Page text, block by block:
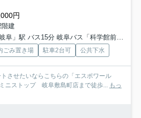
円
建
ス15分 岐阜バス「科学館前（岐阜県）」 停歩9分
ごみ置き場 駐車2台可 公共下水
させたいならこちらの「エスポワール
ニストップ 岐阜敷島町店まで徒歩... もっ